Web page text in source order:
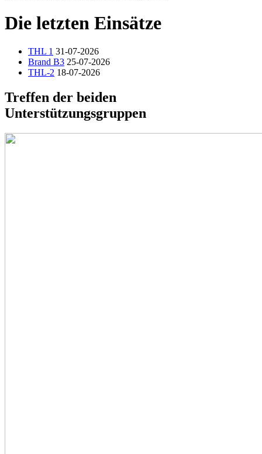
Die letzten Einsätze
THL 1 31-07-2026
Brand B3 25-07-2026
THL-2 18-07-2026
Treffen der beiden
Unterstützungsgruppen